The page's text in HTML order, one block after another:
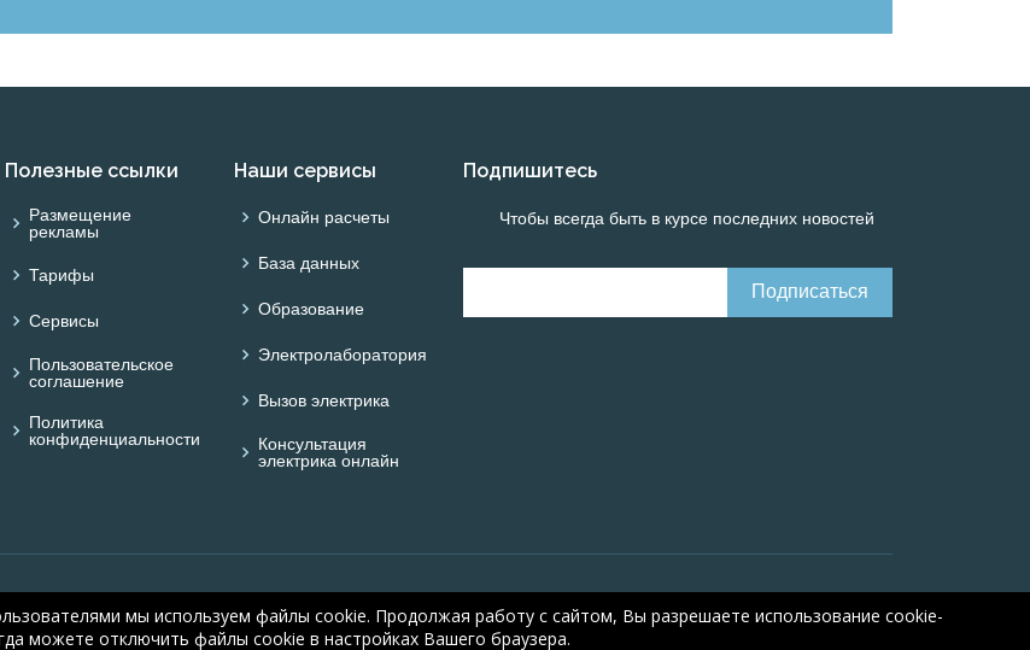
Полезные ссылки
Размещение
рекламы
Тарифы
Сервисы
Пользовательское
соглашение
Политика
конфиденциальности
Наши сервисы
Онлайн расчеты
База данных
Образование
Электролаборатория
Вызов электрика
Консультация
электрика онлайн
Подпишитесь
Чтобы всегда быть в курсе последних новостей
electric.ru, 2008-2026
мы используем файлы cookie. Продолжая работу с сайтом, Вы разрешаете использование cookie-
можете отключить файлы cookie в настройках Вашего браузера.